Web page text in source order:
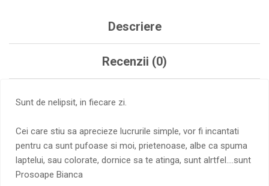
Descriere
Recenzii (0)
Sunt de nelipsit, in fiecare zi.
Cei care stiu sa aprecieze lucrurile simple, vor fi incantati
pentru ca sunt pufoase si moi, prietenoase, albe ca spuma
laptelui, sau colorate, dornice sa te atinga, sunt alrtfel….sunt
Prosoape Bianca